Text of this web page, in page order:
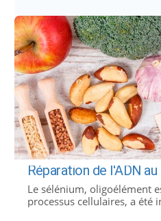
Réparation de l'ADN
Le sélénium, oligoélément
processus cellulaires, a été